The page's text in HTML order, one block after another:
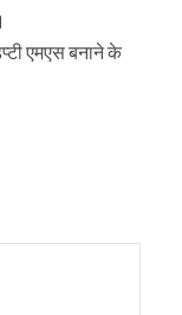
एमएस बनाने के